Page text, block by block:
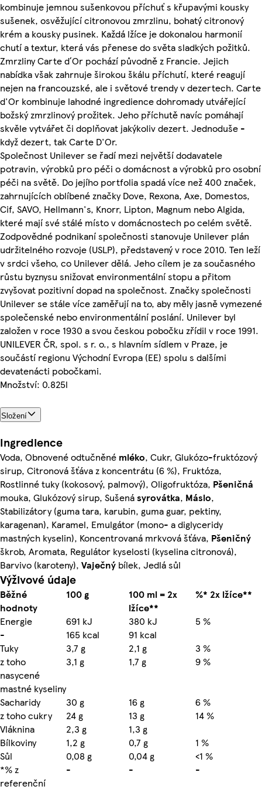
kombinuje jemnou sušenkovou příchuť s křupavými kousky
sušenek, osvěžující citronovou zmrzlinu, bohatý citronový
krém a kousky pusinek. Každá lžíce je dokonalou harmonií
chutí a textur, která vás přenese do světa sladkých požitků.
Zmrzliny Carte d´Or pochází původně z Francie. Jejich
nabídka však zahrnuje širokou škálu příchutí, které reagují
nejen na francouzské, ale i světové trendy v dezertech. Carte
d'Or kombinuje lahodné ingredience dohromady utvářející
božský zmrzlinový prožitek. Jeho příchutě navíc pomáhají
skvěle vytvářet či doplňovat jakýkoliv dezert. Jednoduše -
když dezert, tak Carte D'Or.
Společnost Unilever se řadí mezi největší dodavatele
potravin, výrobků pro péči o domácnost a výrobků pro osobní
péči na světě. Do jejího portfolia spadá více než 400 značek,
zahrnujících oblíbené značky Dove, Rexona, Axe, Domestos,
Cif, SAVO, Hellmann's, Knorr, Lipton, Magnum nebo Algida,
které mají své stálé místo v domácnostech po celém světě.
Zodpovědné podnikaní společnosti stanovuje Unilever plán
udržitelného rozvoje (USLP), představený v roce 2010. Ten leží
v srdci všeho, co Unilever dělá. Jeho cílem je za současného
růstu byznysu snižovat environmentální stopu a přitom
zvyšovat pozitivní dopad na společnost. Značky společnosti
Unilever se stále více zaměřují na to, aby měly jasně vymezené
společenské nebo environmentální poslání. Unilever byl
založen v roce 1930 a svou českou pobočku zřídil v roce 1991.
UNILEVER ČR, spol. s r. o., s hlavním sídlem v Praze, je
součástí regionu Východní Evropa (EE) spolu s dalšími
devatenácti pobočkami.
Množství: 0.825l
Složení
Ingredience
Voda, Obnovené odtučněné mléko, Cukr, Glukózo-fruktózový
sirup, Citronová šťáva z koncentrátu (6 %), Fruktóza,
Rostlinné tuky (kokosový, palmový), Oligofruktóza, Pšeničná
mouka, Glukózový sirup, Sušenásyrovátka, Máslo,
Stabilizátory (guma tara, karubin, guma guar, pektiny,
karagenan), Karamel, Emulgátor (mono- a diglyceridy
mastných kyselin), Koncentrovaná mrkvová šťáva, Pšeničný
škrob, Aromata, Regulátor kyselosti (kyselina citronová),
Barvivo (karoteny), Vaječný bílek, Jedlá sůl
Výživové údaje
Běžné
hodnoty
100 g
100 ml = 2x
lžíce**
%* 2x lžíce**
Energie
691 kJ 380 kJ
5 %
-
165 kcal
91 kcal
Tuky
3,7 g 2,1 g
3 %
z toho
nasycené
mastné kyseliny
3,1 g 1,7 g 9 %
Sacharidy 30 g 16 g
6 %
z toho cukry
24 g 13 g
14 %
Vláknina
2,3 g
1,3 g
Bílkoviny
1,2 g 0,7 g
1 %
Sůl
0,08 g 0,04 g
<1 %
*% z
referenční
- - -